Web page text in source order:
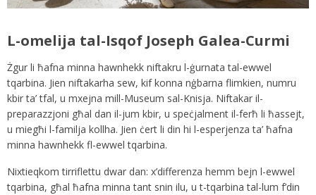
L-omelija tal-Isqof Joseph Galea-Curmi
Żgur li ħafna minna hawnhekk niftakru l-ġurnata tal-ewwel
tqarbina. Jien niftakarha sew, kif konna nġbarna flimkien, numru
kbir ta’ tfal, u mxejna mill-Museum sal-Knisja. Niftakar il-
preparazzjoni għal dan il-jum kbir, u speċjalment il-ferħ li ħassejt,
u miegħi l-familja kollha. Jien ċert li din hi l-esperjenza ta’ ħafna
minna hawnhekk fl-ewwel tqarbina.
Nixtieqkom tirriflettu dwar dan: x’differenza hemm bejn l-ewwel
tqarbina, għal ħafna minna tant snin ilu, u t-tqarbina tal-lum f’din